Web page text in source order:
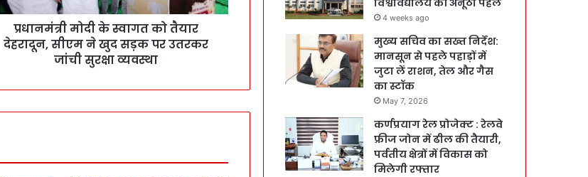
प्रधानमंत्री मोदी के स्वागत को तैयार
देहरादून, सीएम ने खुद सड़क पर उतरकर
जांची सुरक्षा व्यवस्था
4 weeks ago
मुख्य सचिव का सख्त निर्देश:
मानसून से पहले पहाड़ों में
जुटा लें राशन, तेल और गैस
का स्टॉक
May 7, 2026
कर्णप्रयाग रेल प्रोजेक्ट : रेलवे
फ्रीज जोन में ढील की तैयारी,
पर्वतीय क्षेत्रों में विकास को
मिलेगी रफ्तार